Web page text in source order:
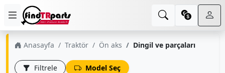
Anasayfa Traktör Ön aks Dingil ve parçaları
Filtrele Model Seç